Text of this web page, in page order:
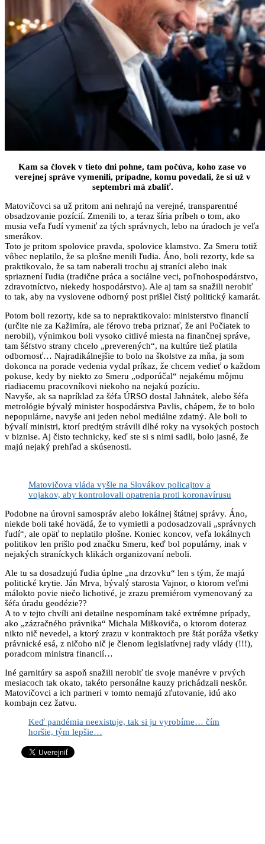
Kam sa človek v tieto dni pohne, tam počúva, koho zase vo
verejnej správe vymenili, prípadne, komu povedali, že si už v
septembri má zbaliť.
Matovičovci sa už pritom ani nehrajú na verejné, transparentné
obsadzovanie pozícií. Zmenili to, a teraz šíria príbeh o tom, ako
musia veľa ľudí vymeniť za tých správnych, lebo na úradoch je veľa
smerákov.
Toto je pritom spolovice pravda, spolovice klamstvo. Za Smeru totiž
vôbec neplatilo, že sa plošne menili ľudia. Áno, boli rezorty, kde sa
praktikovalo, že sa tam naberali trochu aj straníci alebo inak
spriaznení ľudia (tradične práca a sociálne veci, poľnohospodárstvo,
zdravotníctvo, niekedy hospodárstvo). Ale aj tam sa snažili nerobiť
to tak, aby na vyslovene odborný post prišiel čistý politický kamarát.
Potom boli rezorty, kde sa to nepraktikovalo: ministerstvo financií
(určite nie za Kažimíra, ale férovo treba priznať, že ani Počiatek to
nerobil), výnimkou boli vysoko citlivé miesta na finančnej správe,
tam šéfstvo strany chcelo „preverených“, na kultúre tiež platila
odbornosť… Najradikálnejšie to bolo na školstve za mňa, ja som
dokonca na porade vedenia vydal príkaz, že chcem vedieť o každom
pokuse, kedy by niekto zo Smeru „odporúčal“ nejakému môjmu
riadiacemu pracovníkovi niekoho na nejakú pozíciu.
Navyše, ak sa napríklad za šéfa ÚRSO dostal Jahnátek, alebo šéfa
metrológie bývalý minister hospodárstva Pavlis, chápem, že to bolo
nepopulárne, navyše ani jeden nebol mediálne zdatný. Ale boli to
bývalí ministri, ktorí predtým strávili dlhé roky na vysokých postoch
v biznise. Aj čisto technicky, keď ste si s nimi sadli, bolo jasné, že
majú nejaký prehľad a skúsenosti.
Matovičova vláda vyšle na Slovákov policajtov a
vojakov, aby kontrolovali opatrenia proti koronavírusu
Podobne na úrovni samospráv alebo lokálnej štátnej správy. Áno,
niekde boli také hovädá, že to vymietli a podosadzovali „správnych
ľudí“, ale opäť to neplatilo plošne. Koniec koncov, veľa lokálnych
politikov len prišlo pod značku Smeru, keď bol populárny, inak v
nejakých straníckych klikách organizovaní neboli.
Ale tu sa dosadzujú ľudia úplne „na drzovku“ len s tým, že majú
politické krytie. Ján Mrva, bývalý starosta Vajnor, o ktorom veľmi
málokto povie niečo lichotivé, je zrazu premiérom vymenovaný za
šéfa úradu geodézie??
A to v tejto chvíli ani detailne nespomínam také extrémne prípady,
ako „zázračného právnika“ Michala Miškoviča, o ktorom doteraz
nikto nič nevedel, a ktorý zrazu v kontraktoch pre štát poráža všetky
právnické esá, z ničoho nič je členom legislatívnej rady vlády (!!!),
poradcom ministra financií…
Iné garnitúry sa aspoň snažili nerobiť tie svoje manévre v prvých
mesiacoch tak okato, takéto personálne kauzy prichádzali neskôr.
Matovičovci a ich partneri v tomto nemajú zľutovanie, idú ako
kombajn cez žatvu.
Keď pandémia neexistuje, tak si ju vyrobíme… čím
horšie, tým lepšie…